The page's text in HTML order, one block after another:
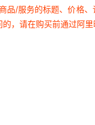
/服务的标题、价格
，请在购买前通过阿